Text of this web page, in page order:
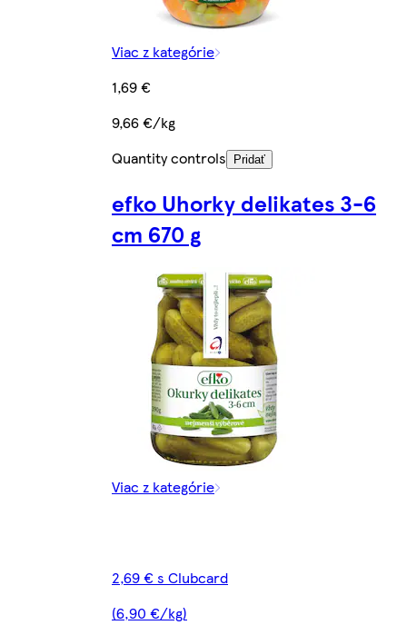
Viac z kategórie
1,69 €
9,66 €/kg
Quantity controls
Pridať
efko Uhorky delikates 3-6
cm 670 g
Viac z kategórie
2,69 € s Clubcard
(6,90 €/kg)